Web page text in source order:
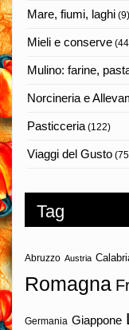
Mare, fiumi, laghi (9)
Mieli e conserve
Mulino: farine,
Norcineria e
Pasticceria(122)
Viaggi del Gusto
Tag
Abruzzo Austria
Romagna
Germania Giappone